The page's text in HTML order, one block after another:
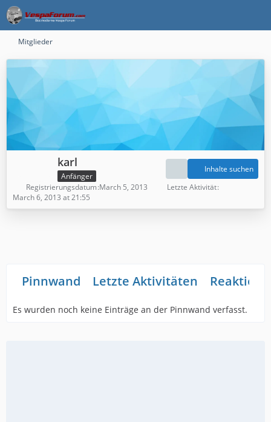
Mitglieder
karl
Anfänger
Inhalte suchen
Registrierungsdatum March 5, 2013
Letzte Aktivität
March 6, 2013 at 21:55
Pinnwand Letzte Aktivitäten
Es wurden noch keine Einträge an der Pinnwand verfasst.